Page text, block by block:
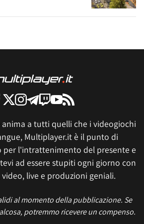
anima a tutti quelli che i videogiochi
Multiplayer.it è il punto di
l'intrattenimento del presente e
ad essere stupiti ogni giorno con
live e produzioni geniali.
al momento della pubblicazione. Se
potremmo ricevere un compenso.